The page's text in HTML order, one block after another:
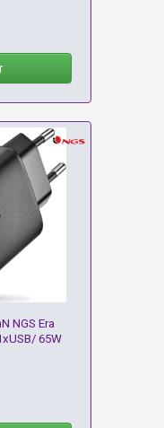
NGS Era
65W